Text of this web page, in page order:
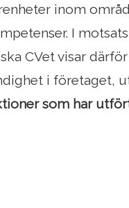
inom
I
CVet visar
i företaget,
som har